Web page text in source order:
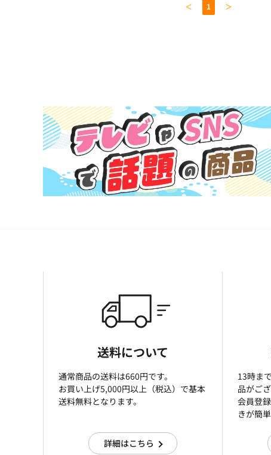
＜ 1 ＞
送料について
通常商品の送料は660円です。
お買い上げ5,000円以上（税込）で基本
送料無料となります。
詳細はこちら
13時ま
品がござ
会員登
きが簡